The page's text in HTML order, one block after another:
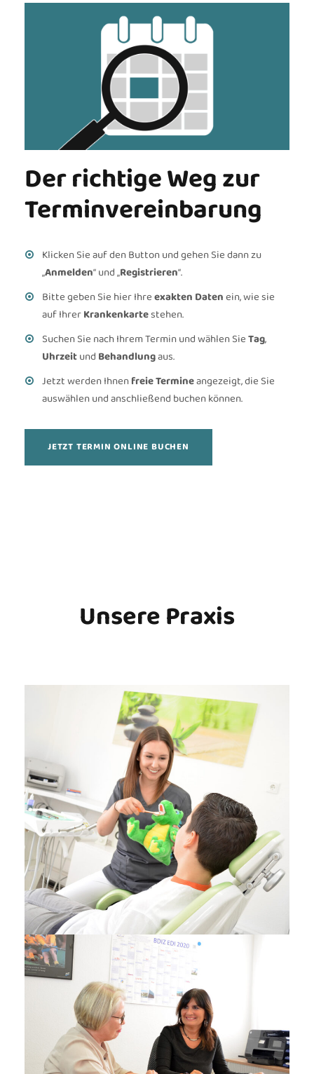
Der richtige Weg zur
Termin­vereinbarung
Klicken Sie auf den Button und gehen Sie dann zu
„Anmelden“ und „Registrieren“.
Bitte geben Sie hier Ihreexakten Datenein, wie sie
auf IhrerKrankenkartestehen.
Suchen Sie nach Ihrem Termin und wählen SieTag,
Uhrzeitund Behandlungaus.
Jetzt werden Ihnenfreie Termineangezeigt, die Sie
auswählen und anschließend buchen können.
JETZT TERMIN ONLINE BUCHEN
Unsere Praxis